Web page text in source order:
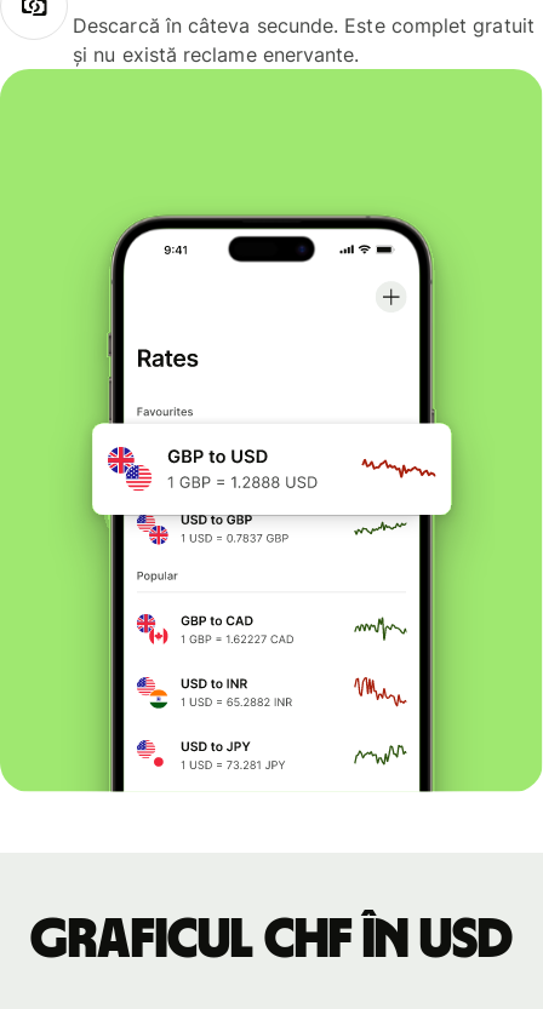
Descarcă în câteva secunde. Este complet gratuit
și nu există reclame enervante.
Graficul CHF în USD